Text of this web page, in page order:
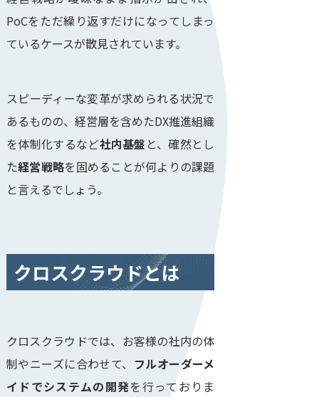
PoCをただ繰り返すだけになってしまっ
ているケースが散見されています。
スピーディーな変革が求められる状況で
あるものの、経営層を含めたDX推進組織
を体制化するなど社内基盤 と、確然とし
た経営戦略を固めることが何よりの課題
と言えるでしょう。
クロスクラウドとは
クロスクラウドでは、お客様の社内の体
制やニーズに合わせて、 フルオーダーメ
イドでシステムの開発を行っておりま